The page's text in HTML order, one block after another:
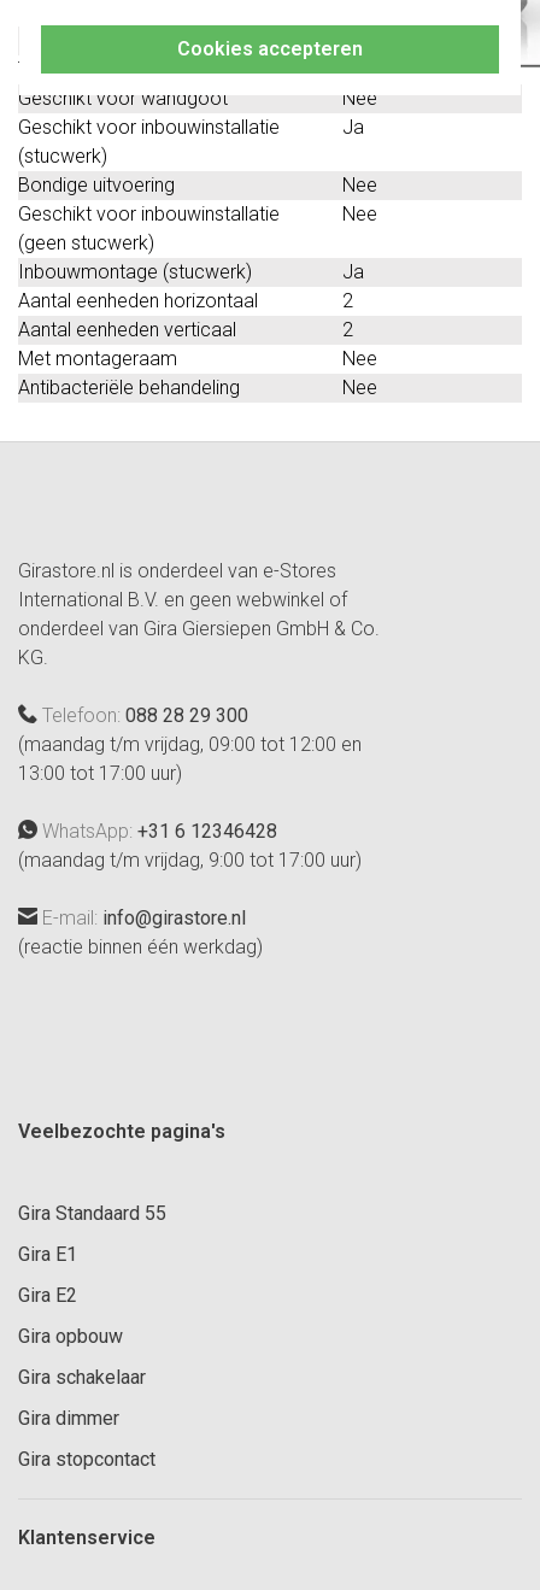
Cookies accepteren
Geschikt voor vloerpot
Nee
Transparant
Nee
Geschikt voor wandgoot
Nee
Geschikt voor inbouwinstallatie
(stucwerk)
Ja
Bondige uitvoering
Nee
Geschikt voor inbouwinstallatie
(geen stucwerk)
Nee
Inbouwmontage (stucwerk)
Ja
Aantal eenheden horizontaal
2
Aantal eenheden verticaal
2
Met montageraam
Nee
Antibacteriële behandeling
Nee
Girastore.nl is onderdeel van e-Stores
International B.V. en geen webwinkel of
onderdeel van Gira Giersiepen GmbH & Co.
KG.
Telefoon: 088 28 29 300
(maandag t/m vrijdag, 09:00 tot 12:00 en
13:00 tot 17:00 uur)
WhatsApp: +31 6 12346428
(maandag t/m vrijdag, 9:00 tot 17:00 uur)
E-mail: info@girastore.nl
(reactie binnen één werkdag)
Veelbezochte pagina's
Gira Standaard 55
Gira E1
Gira E2
Gira opbouw
Gira schakelaar
Gira dimmer
Gira stopcontact
Klantenservice